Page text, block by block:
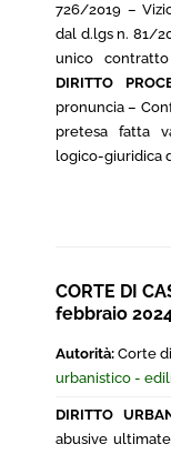
726/2019 –
dal d.lgs n. 81/
unico
DIRITTO
pronuncia –
pretesa fatta
logico-giuridica
CORTE DI
febbraio
Autorità: Corte di
urbanistico -
DIRITTO
abusive